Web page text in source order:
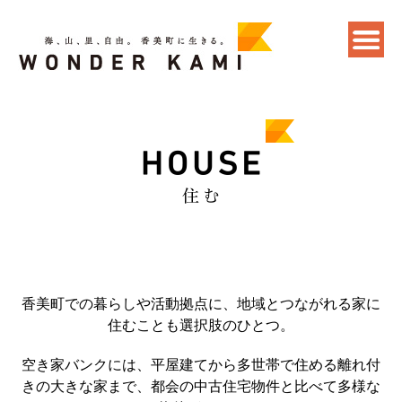
香美町での暮らしや活動拠点に、地域とつながれる家に
住むことも選択肢のひとつ。
空き家バンクには、平屋建てから多世帯で住める離れ付
きの大きな家まで、都会の中古住宅物件と比べて多様な